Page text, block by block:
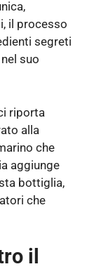
il processo
segreti
suo
riporta
alla
che
aggiunge
bottiglia,
che
il